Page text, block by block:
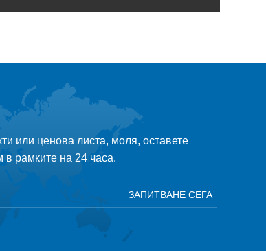
или ценова листа, моля, оставете
рамките на 24 часа.